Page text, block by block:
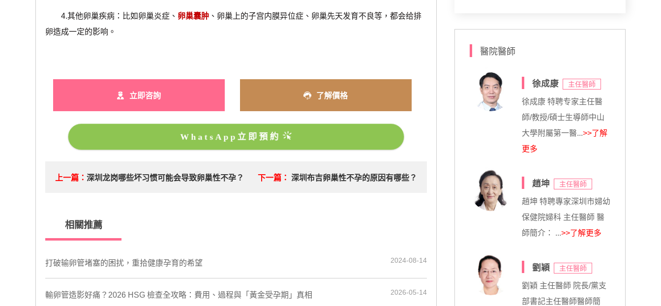
4.其他卵巢疾病：比如卵巢炎症、 卵巢囊肿 、卵巢上的子宫内膜异位症、卵巢先天发育不良等，都会给排
卵造成一定的影响。
立即咨詢 了解價格
WhatsApp立即預約
上一篇：深圳龙岗哪些坏习惯可能会导致卵巢性不孕？ 下一篇： 深圳布吉卵巢性不孕的原因有哪些？
相關推薦
打破输卵管堵塞的困扰，重拾健康孕育的希望 2024-08-14
輸卵管造影好痛？2026 HSG 檢查全攻略：費用、過程與「黃金受孕期」真相 2026-05-14
醫院醫師
徐成康 主任醫師
徐成康 特聘专家主任醫
師/教授/碩士生導師中山
大學附屬第一醫...>>了解
更多
趙坤 主任醫師
趙坤 特聘專家深圳市婦幼
保健院婦科 主任醫師 醫
師簡介： ...>>了解更多
劉穎 主任醫師
劉穎 主任醫師 院長/黨支
部書記主任醫師醫師簡